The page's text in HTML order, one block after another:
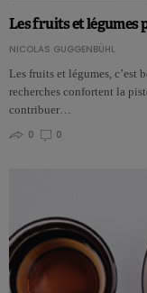
Les fruits et légumes
NICOLAS GUGGENBÜHL
Les fruits et légumes,
recherches confortent la
contribuer…
0
0